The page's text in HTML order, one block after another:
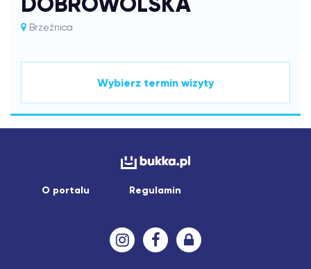
Brzeźnica
Wybierz termin wizyty
O portalu Regulamin